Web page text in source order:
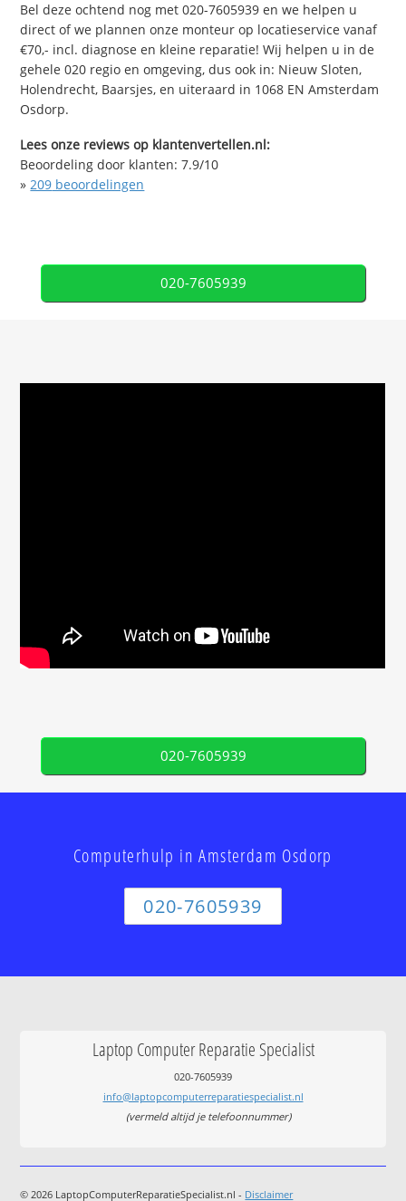
Bel deze ochtend nog met 020-7605939 en we helpen u
direct of we plannen onze monteur op locatieservice vanaf
€70,- incl. diagnose en kleine reparatie! Wij helpen u in de
gehele 020 regio en omgeving, dus ook in: Nieuw Sloten,
Holendrecht, Baarsjes, en uiteraard in 1068 EN Amsterdam
Osdorp.
Lees onze reviews op klantenvertellen.nl:
Beoordeling door klanten:7.9/10
»209 beoordelingen
020-7605939
020-7605939
Computerhulp in Amsterdam Osdorp
020-7605939
Laptop Computer Reparatie Specialist
020-7605939
info@laptopcomputerreparatiespecialist.nl
(vermeld altijd je telefoonnummer)
© 2026 LaptopComputerReparatieSpecialist.nl - Disclaimer